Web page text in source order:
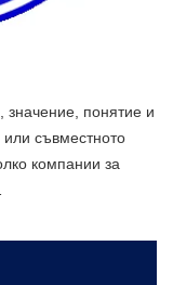
значение, понятие и
съвместното
компании за